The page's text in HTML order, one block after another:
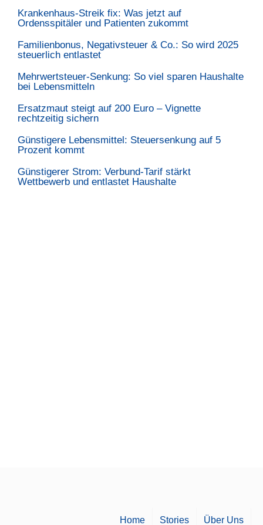
Krankenhaus-Streik fix: Was jetzt auf
Ordensspitäler und Patienten zukommt
Familienbonus, Negativsteuer & Co.: So wird 2025
steuerlich entlastet
Mehrwertsteuer-Senkung: So viel sparen Haushalte
bei Lebensmitteln
Ersatzmaut steigt auf 200 Euro – Vignette
rechtzeitig sichern
Günstigere Lebensmittel: Steuersenkung auf 5
Prozent kommt
Günstigerer Strom: Verbund-Tarif stärkt
Wettbewerb und entlastet Haushalte
Home Stories Über Uns